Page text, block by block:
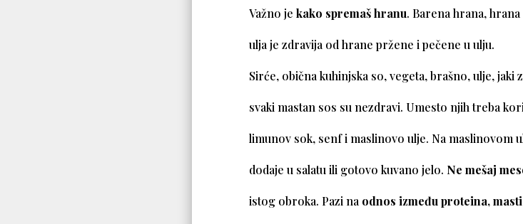
Važno jekako spremaš hranu. Barena hrana,
ulja je zdravija od hrane pržene i pečene u ulju.
Sirće, obična kuhinjska so, vegeta, brašno, ulje, jaki
svaki mastan sos su nezdravi. Umesto njih treba
limunov sok, senf i maslinovo ulje. Na maslinovom
dodaje u salatu ili gotovo kuvano jelo. Ne mešaj
istog obroka. Pazi na odnos između proteina,